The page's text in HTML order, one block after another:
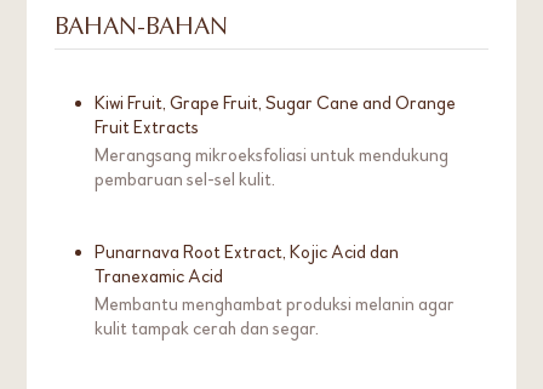
BAHAN-BAHAN
Kiwi Fruit, Grape Fruit, Sugar Cane and Orange
Fruit Extracts
Merangsang mikroeksfoliasi untuk mendukung
pembaruan sel-sel kulit.
Punarnava Root Extract, Kojic Acid dan
Tranexamic Acid
Membantu menghambat produksi melanin agar
kulit tampak cerah dan segar.